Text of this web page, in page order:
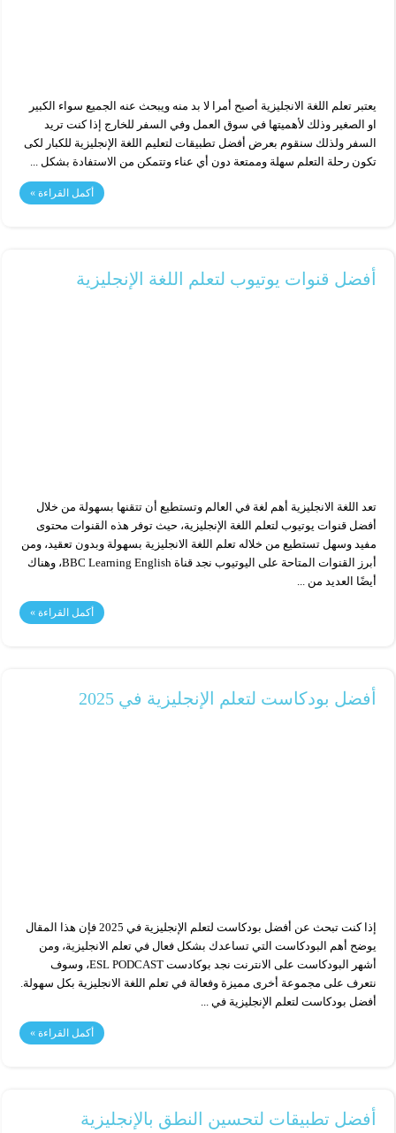
يعتبر تعلم اللغة الانجليزية أصبح أمرا لا بد منه ويبحث عنه الجميع سواء الكبير
او الصغير وذلك لأهميتها في سوق العمل وفي السفر للخارج إذا كنت تريد
السفر ولذلك سنقوم بعرض أفضل تطبيقات لتعليم اللغة الإنجليزية للكبار لكى
تكون رحلة التعلم سهلة وممتعة دون أي عناء وتتمكن من الاستفادة بشكل ...
أكمل القراءة »
أفضل قنوات يوتيوب لتعلم اللغة الإنجليزية
تعد اللغة الانجليزية أهم لغة في العالم وتستطيع أن تتقنها بسهولة من خلال
أفضل قنوات يوتيوب لتعلم اللغة الإنجليزية، حيث توفر هذه القنوات محتوى
مفيد وسهل تستطيع من خلاله تعلم اللغة الانجليزية بسهولة وبدون تعقيد، ومن
أبرز القنوات المتاحة على اليوتيوب نجد قناة BBC Learning English، وهناك
أيضًا العديد من ...
أكمل القراءة »
أفضل بودكاست لتعلم الإنجليزية في 2025
إذا كنت تبحث عن أفضل بودكاست لتعلم الإنجليزية في 2025 فإن هذا المقال
يوضح أهم البودكاست التي تساعدك بشكل فعال في تعلم الانجليزية، ومن
أشهر البودكاست على الانترنت نجد بوكادست ESL PODCAST، وسوف
نتعرف على مجموعة أخرى مميزة وفعالة في تعلم اللغة الانجليزية بكل سهولة.
أفضل بودكاست لتعلم الإنجليزية في ...
أكمل القراءة »
أفضل تطبيقات لتحسين النطق بالإنجليزية